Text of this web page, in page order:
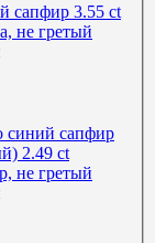
сапфир 3.55 ct
не гретый
синий сапфир
2.49 ct
не гретый